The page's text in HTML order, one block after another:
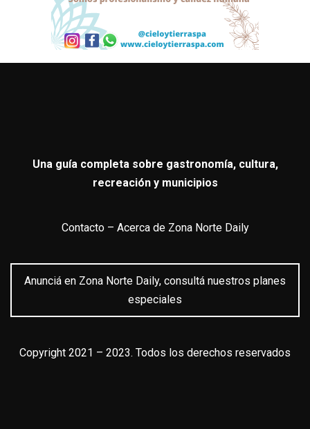
Una guía completa sobre gastronomía, cultura,
recreación y municipios
Contacto– Acerca de Zona Norte Daily
Anunciá en Zona Norte Daily, consultá nuestros planes
especiales
Copyright 2021 – 2023. Todos los derechos reservados